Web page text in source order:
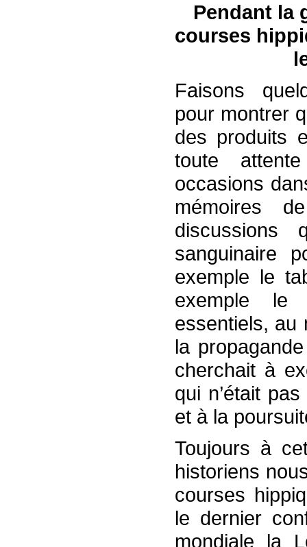
Pendant la
courses
Faisons
pour montrer
des produits
toute
occasions
mémoires
sanguinaire
exemple le
exemple le
essentiels, au
la
cherchait à
qui n’était
et à la
Toujours à
historiens
courses
le dernier
mondiale la